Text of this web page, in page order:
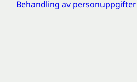
Behandling av personuppgifter